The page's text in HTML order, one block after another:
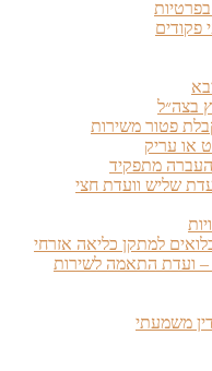
פקודים
בצה״ל
פטור משירות
או עריק
מתפקיד
שליש וועדת חצי
ועדת התאמה לשירות
משמעתי